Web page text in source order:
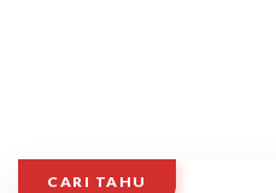
CARI TAHU